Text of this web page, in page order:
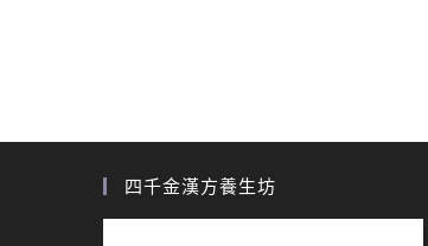
四千金漢方養生坊